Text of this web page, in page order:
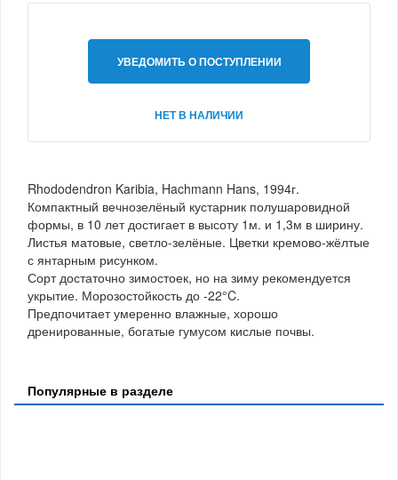
УВЕДОМИТЬ О ПОСТУПЛЕНИИ
НЕТ В НАЛИЧИИ
Rhododendron Karibia, Hachmann Hans, 1994г.
Компактный вечнозелёный кустарник полушаровидной
формы, в 10 лет достигает в высоту 1м. и 1,3м в ширину.
Листья матовые, светло-зелёные. Цветки кремово-жёлтые
с янтарным рисунком.
Сорт достаточно зимостоек, но на зиму рекомендуется
укрытие. Морозостойкость до -22°C.
Предпочитает умеренно влажные, хорошо
дренированные, богатые гумусом кислые почвы.
Популярные в разделе